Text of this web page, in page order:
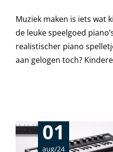
Muziek maken is iets wat
de leuke speelgoed
realistischer piano
aan gelogen toch?
01
aug/24